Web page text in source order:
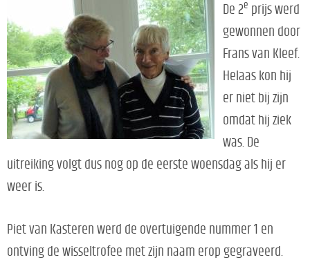
De 2e prijs werd
gewonnen door
Frans van Kleef.
Helaas kon hij
er niet bij zijn
omdat hij ziek
was. De
uitreiking volgt dus nog op de eerste woensdag als hij er
weer is.
Piet van Kasteren werd de overtuigende nummer 1 en
ontving de wisseltrofee met zijn naam erop gegraveerd.